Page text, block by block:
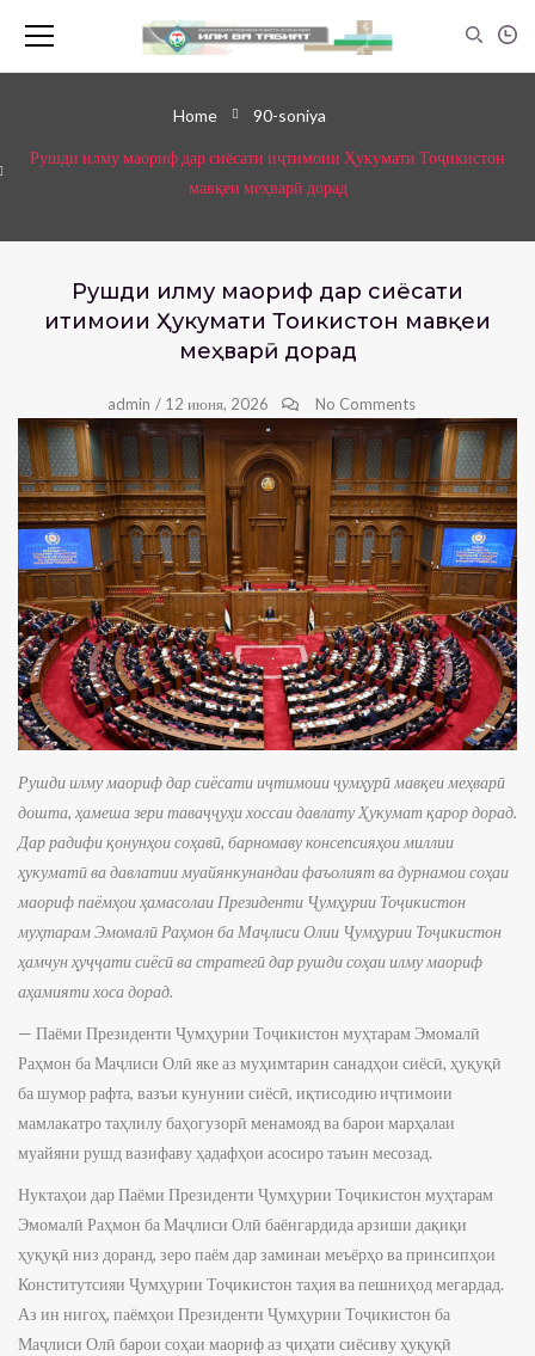
Home 90-soniya
Рушди илму маориф дар сиёсати иҷтимоии Ҳукумати Тоҷикистон
мавқеи меҳварӣ дорад
Рушди илму маориф дар сиёсати
иҷтимоии Ҳукумати Тоҷикистон мавқеи
меҳварӣ дорад
admin / 12 июня, 2026 No Comments
Рушди илму маориф дар сиёсати иҷтимоии ҷумҳурӣ мавқеи меҳварӣ
дошта, ҳамеша зери таваҷҷуҳи хоссаи давлату Ҳукумат қарор дорад.
Дар радифи қонунҳои соҳавӣ, барномаву консепсияҳои миллии
ҳукуматӣ ва давлатии муайянкунандаи фаъолият ва дурнамои соҳаи
маориф паёмҳои ҳамасолаи Президенти Ҷумҳурии Тоҷикистон
муҳтарам Эмомалӣ Раҳмон ба Маҷлиси Олии Ҷумҳурии Тоҷикистон
ҳамчун ҳуҷҷати сиёсӣ ва стратегӣ дар рушди соҳаи илму маориф
аҳамияти хоса дорад.
— Паёми Президенти Ҷумҳурии Тоҷикистон муҳтарам Эмомалӣ
Раҳмон ба Маҷлиси Олӣ яке аз муҳимтарин санадҳои сиёсӣ, ҳуқуқӣ
ба шумор рафта, вазъи кунунии сиёсӣ, иқтисодию иҷтимоии
мамлакатро таҳлилу баҳогузорӣ менамояд ва барои марҳалаи
муайяни рушд вазифаву ҳадафҳои асосиро таъин месозад.
Нуктаҳои дар Паёми Президенти Ҷумҳурии Тоҷикистон муҳтарам
Эмомалӣ Раҳмон ба Маҷлиси Олӣ баёнгардида арзиши дақиқи
ҳуқуқӣ низ доранд, зеро паём дар заминаи меъёрҳо ва принсипҳои
Конститутсияи Ҷумҳурии Тоҷикистон таҳия ва пешниҳод мегардад.
Аз ин нигоҳ, паёмҳои Президенти Ҷумҳурии Тоҷикистон ба
Маҷлиси Олӣ барои соҳаи маориф аз ҷиҳати сиёсиву ҳуқуқӣ